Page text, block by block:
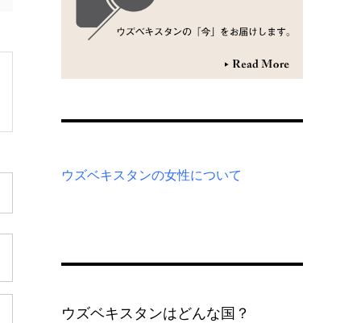
ウズベキスタンの女性について
ウズベキスタンはどんな国？